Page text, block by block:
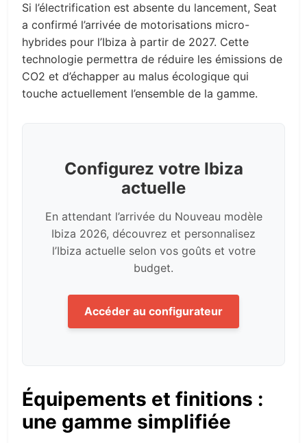
Si l’électrification est absente du lancement, Seat
a confirmé l’arrivée de motorisations micro-
hybrides pour l’Ibiza à partir de 2027. Cette
technologie permettra de réduire les émissions de
CO2 et d’échapper au malus écologique qui
touche actuellement l’ensemble de la gamme.
Configurez votre Ibiza
actuelle
En attendant l’arrivée du Nouveau modèle
Ibiza 2026, découvrez et personnalisez
l’Ibiza actuelle selon vos goûts et votre
budget.
Accéder au configurateur
Équipements et finitions :
une gamme simplifiée